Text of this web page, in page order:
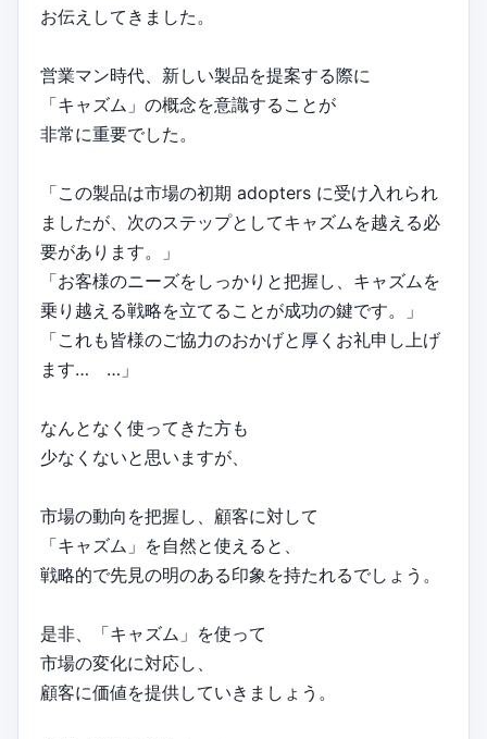
お伝えしてきました。
営業マン時代、新しい製品を提案する際に
「キャズム」の概念を意識することが
非常に重要でした。
「この製品は市場の初期 adopters に受け入れられ
ましたが、次のステップとしてキャズムを越える必
要があります。」
「お客様のニーズをしっかりと把握し、キャズムを
乗り越える戦略を立てることが成功の鍵です。」
「これも皆様のご協力のおかげと厚くお礼申し上げ
ます… …」
なんとなく使ってきた方も
少なくないと思いますが、
市場の動向を把握し、顧客に対して
「キャズム」を自然と使えると、
戦略的で先見の明のある印象を持たれるでしょう。
是非、「キャズム」を使って
市場の変化に対応し、
顧客に価値を提供していきましょう。